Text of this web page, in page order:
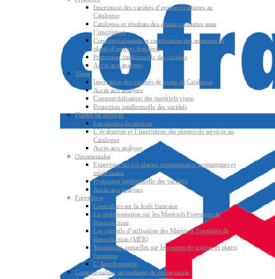
Inscription des variétés d’espèces fruitières au
Catalogue
Catalogue et résultats des études conduites pour
l’inscription
Commercialisation et certification des semences &
plants d’espèces fruitières
Protection intellectuelle des variétés
Accès aux analyses
Vigne
Inscription des variétés de vigne au Catalogue
Accès aux analyses
Commercialisation des matériels vigne
Protection intellectuelle des variétés
Plantes de services
Les plantes de services
L’évaluation et l’inscription des plantes de services au
Catalogue
Accès aux analyses
Ornementales
Expertises sur les plantes ornementales, aromatiques et
médicinales
Protection intellectuelle des variétés
Accès aux analyses
Forestières
Généralités sur la forêt française
La réglementation sur les Matériels Forestiers de
Reproduction
Les conseils d’utilisation des Matériels Forestiers de
Reproduction (MFR)
Statistiques annuelles sur les ventes de graines et plants
forestiers
L’Agroforesterie
Commercialiser un mélange de préservation